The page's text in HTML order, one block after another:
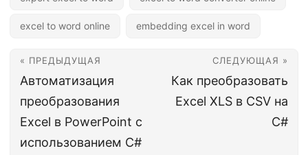
excel to word online embedding excel in word
« ПРЕДЫДУЩАЯ
Автоматизация
преобразования
Excel в PowerPoint с
использованием C#
СЛЕДУЮЩАЯ »
Как преобразовать
Excel XLS в CSV на
C#